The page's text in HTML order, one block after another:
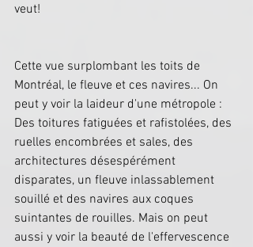
veut!
Cette vue surplombant les toits de
Montréal, le fleuve et ces navires... On
peut y voir la laideur d'une métropole :
Des toitures fatiguées et rafistolées, des
ruelles encombrées et sales, des
architectures désespérément
disparates, un fleuve inlassablement
souillé et des navires aux coques
suintantes de rouilles. Mais on peut
aussi y voir la beauté de l'effervescence